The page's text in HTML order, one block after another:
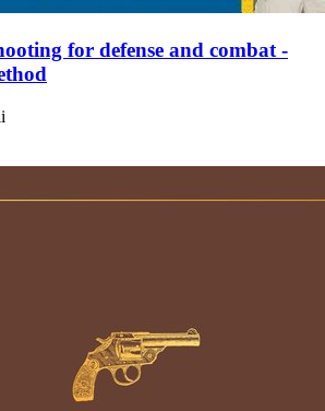
for defense and combat -